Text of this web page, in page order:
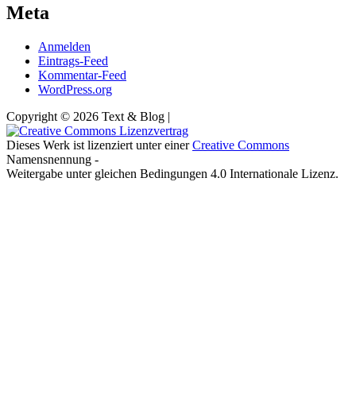
Meta
Anmelden
Eintrags-Feed
Kommentar-Feed
WordPress.org
Copyright © 2026 Text & Blog |
Dieses Werk ist lizenziert unter einerCreative Commons
Namensnennung -
Weitergabe unter gleichen Bedingungen 4.0 Internationale Lizenz.